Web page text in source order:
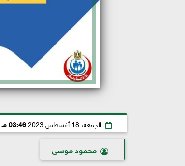
الجمعة، 18 أغسطس 2023 03:46 مـ
محمود موسى